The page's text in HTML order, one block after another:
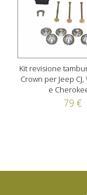
Kit revisione
Crown per Jeep CJ,
e
79 €